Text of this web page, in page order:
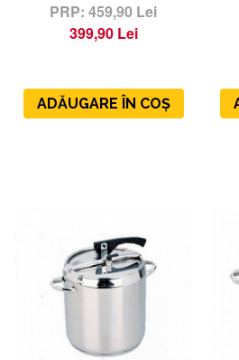
459,90 Lei
399,90 Lei
ADĂUGARE ÎN COȘ